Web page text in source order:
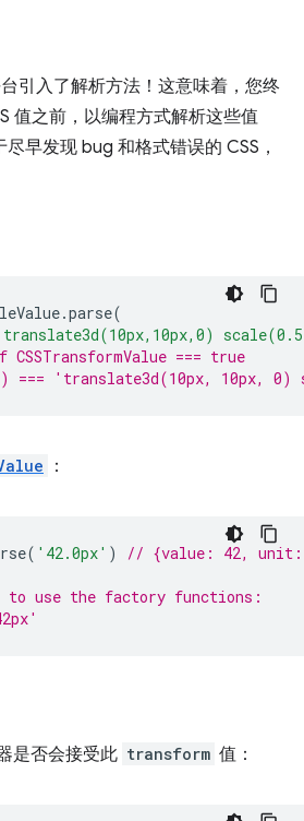
引入了解析方法！这意味着，您终
值之前，以编程方式解析这些值
早发现 bug 和格式错误的 CSS，
.parse(
=== true
=== 'translate3d(10px, 10px, 0)
：
( '42.0px' ) // {value: 42,
use the factory functions:
是否会接受此 transform 值：